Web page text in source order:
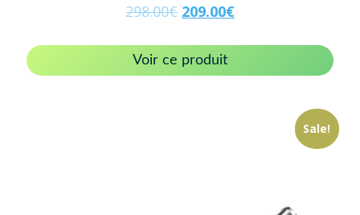
298.00€ 209.00€
Voir ce produit
Sale!